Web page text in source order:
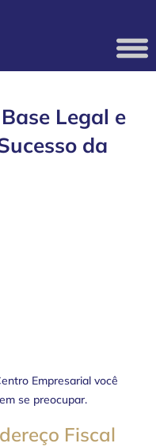
Legal e
da
Empresarial você
se preocupar.
Fiscal